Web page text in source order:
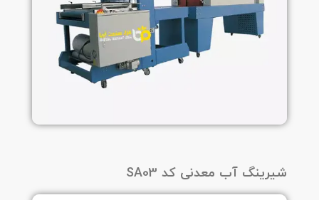
شیرینگ آب معدنی کد SA03